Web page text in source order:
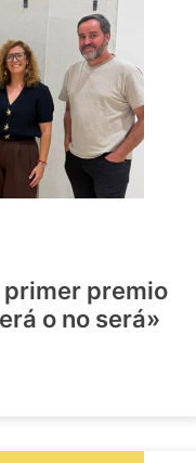
primer premio
o no será»